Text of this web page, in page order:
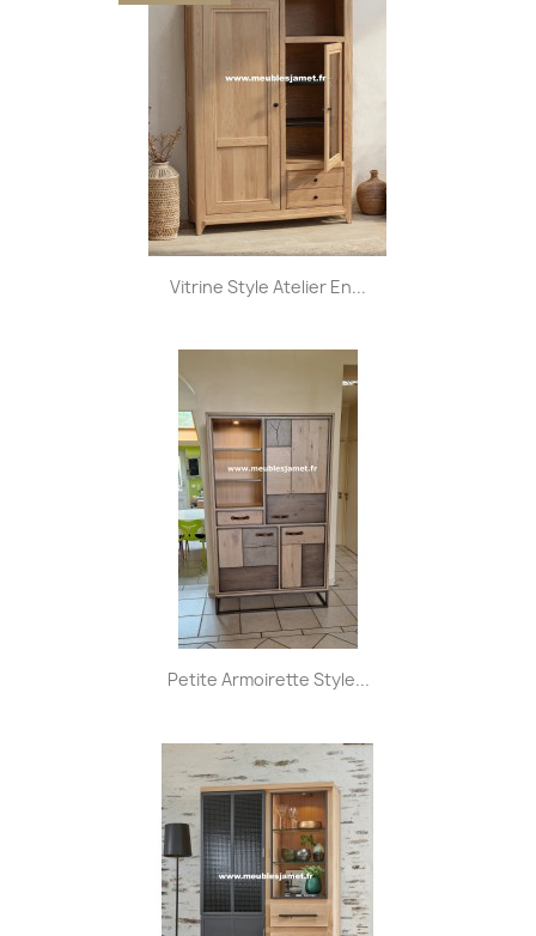
Vitrine Style Atelier En...
Petite Armoirette Style...